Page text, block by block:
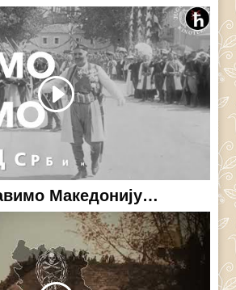
Македонију…